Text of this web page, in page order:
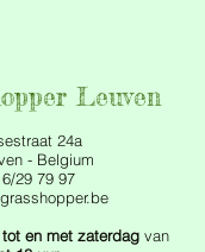
Leuven
24a
- Belgium
29 79 97
en met zaterdag van